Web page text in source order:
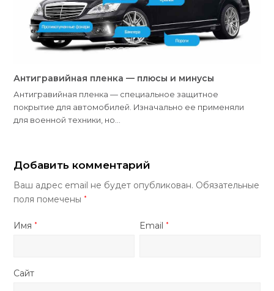
Антигравийная пленка — плюсы и минусы
Антигравийная пленка — специальное защитное
покрытие для автомобилей. Изначально ее применяли
для военной техники, но…
Добавить комментарий
Ваш адрес email не будет опубликован. Обязательные
поля помечены*
Имя* Email*
Сайт